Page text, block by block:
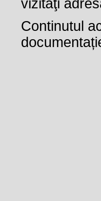
vizitaţi
Continutul